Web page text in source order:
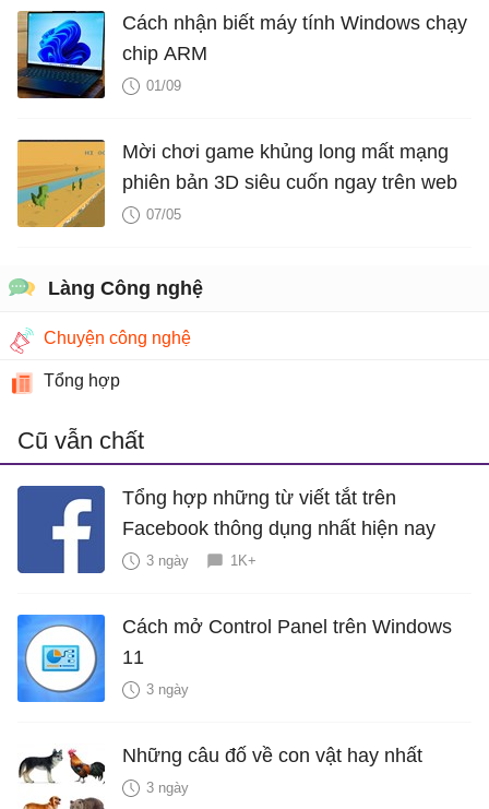
Cách nhận biết máy tính Windows chạy
chip ARM
01/09
Mời chơi game khủng long mất mạng
phiên bản 3D siêu cuốn ngay trên web
07/05
Làng Công nghệ
Chuyện công nghệ
Tổng hợp
Cũ vẫn chất
Tổng hợp những từ viết tắt trên
Facebook thông dụng nhất hiện nay
3 ngày 1K+
Cách mở Control Panel trên Windows
11
3 ngày
Những câu đố về con vật hay nhất
3 ngày